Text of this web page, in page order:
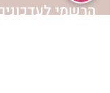
הרשמי